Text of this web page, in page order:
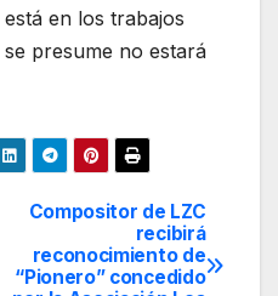
en los trabajos
presume no estará
Compositor de LZC
recibirá
reconocimiento de
“Pionero” concedido